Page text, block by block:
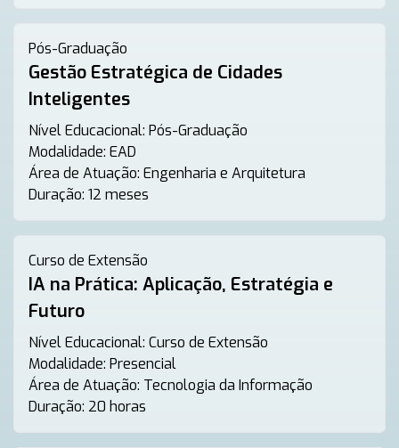
Pós-Graduação
Gestão Estratégica de Cidades
Inteligentes
Nível Educacional: Pós-Graduação
Modalidade: EAD
Área de Atuação: Engenharia e Arquitetura
Duração: 12 meses
Curso de Extensão
IA na Prática: Aplicação, Estratégia e
Futuro
Nível Educacional: Curso de Extensão
Modalidade: Presencial
Área de Atuação: Tecnologia da Informação
Duração: 20 horas